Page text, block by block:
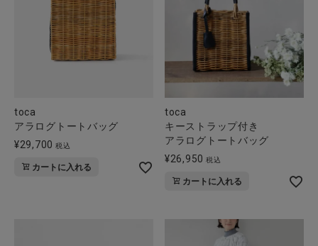
toca
アラログトートバッグ
¥29,700 税込
カートに入れる
toca
キーストラップ付き
アラログトートバッグ
¥26,950 税込
カートに入れる